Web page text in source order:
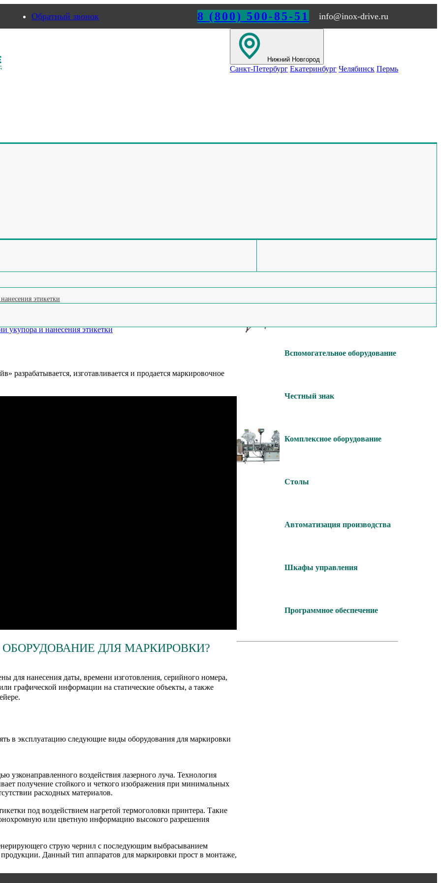
Обратный звонок 8 (800) 500-85-51 info@inox-drive.ru
Нижний Новгород
Санкт-Петербург Екатеринбург Челябинск Пермь
тары
этикетки
мороженое
и отбраковки по весу (чеквейер)
(яйцемашина)
ОБОРУДОВАНИЕ В НИЖНЕМ НОВГОРОДЕ
укупора и нанесения этикетки
разрабатывается, изготавливается и продается маркировочное
ДЛЯ МАРКИРОВКИ?
для нанесения даты, времени изготовления, серийного номера,
графической информации на статические объекты, а также
в эксплуатацию следующие виды оборудования для маркировки
воздействия лазерного луча. Технология
получение стойкого и четкого изображения при минимальных
расходных материалов.
под воздействием нагретой термоголовки принтера. Такие
или цветную информацию высокого разрешения
струю чернил с последующим выбрасыванием
Данный тип аппаратов для маркировки прост в монтаже,
Мы изготавливаем
Вспомогательное оборудование
Честный знак
Комплексное оборудование
Столы
Автоматизация производства
Шкафы управления
Программное обеспечение